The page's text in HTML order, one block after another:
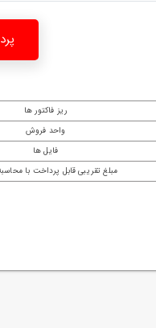
ریز فاکتور ها
واحد فروش
فایل ها
مبلغ تقریبی قابل پرداخت با